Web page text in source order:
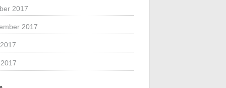
2017
2017